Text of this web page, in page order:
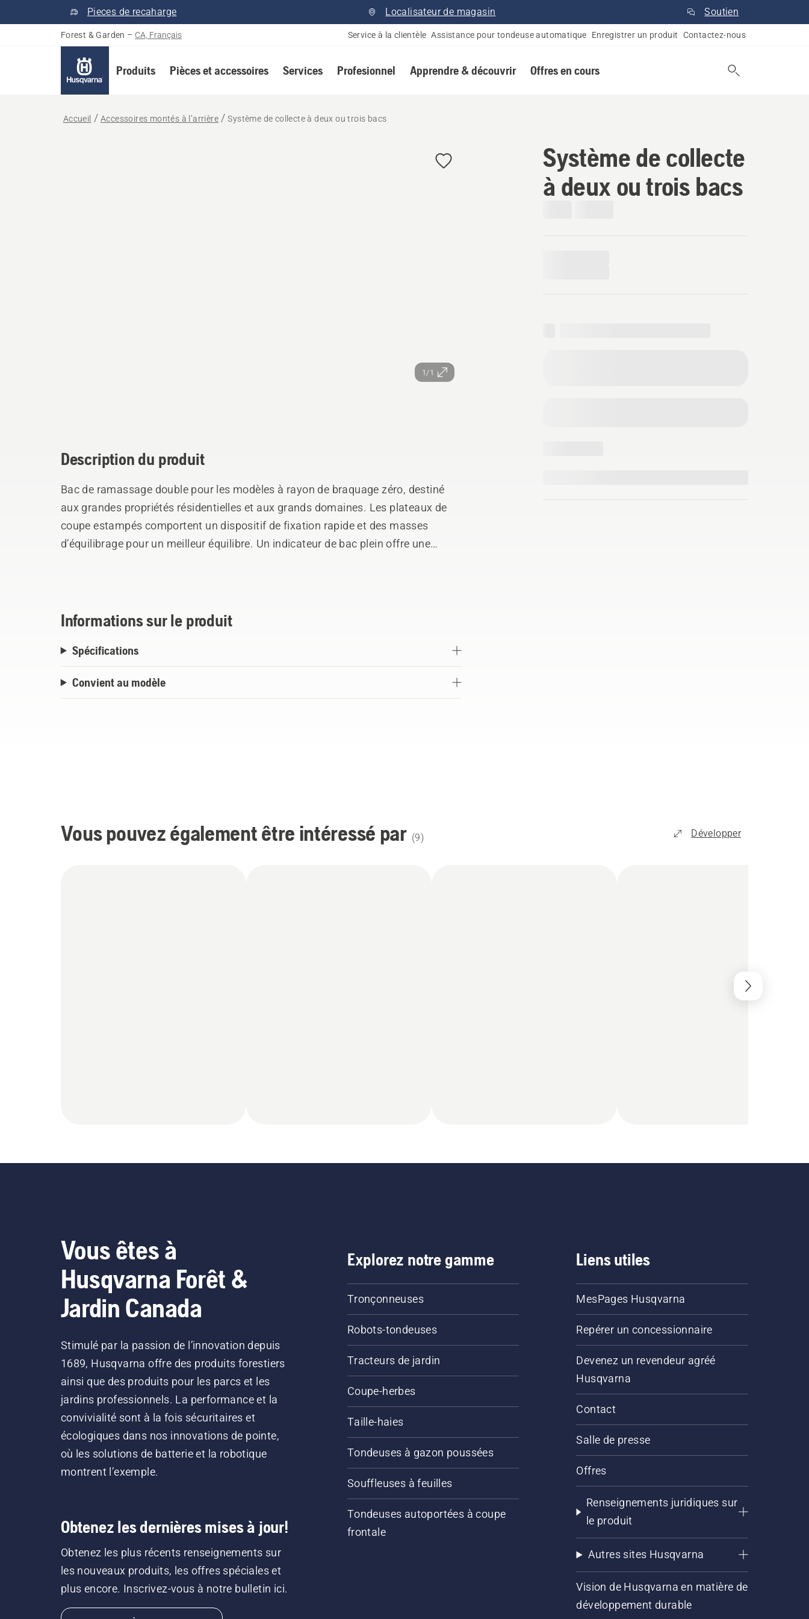
Pieces de recaharge Localisateur de magasin Soutien
Forest & Garden – CA, Français Service à la clientèle Assistance pour tondeuse automatique Enregistrer un produit Contactez-nous
Produits Pièces et accessoires Services Profesionnel Apprendre & découvrir Offres en cours
Accueil Accessoires montés à l’arrière Système de collecte à deux ou trois bacs
1/1
Système de collecte
à deux ou trois bacs
Description du produit
Bac de ramassage double pour les modèles à rayon de braquage zéro, destiné
aux grandes propriétés résidentielles et aux grands domaines. Les plateaux de
coupe estampés comportent un dispositif de fixation rapide et des masses
d’équilibrage pour un meilleur équilibre. Un indicateur de bac plein offre une
Informations sur le produit
Spécifications
Convient au modèle
Vous pouvez également être intéressé par (9) Développer
Vous êtes à
Husqvarna Forêt &
Jardin Canada
Stimulé par la passion de l’innovation depuis
1689, Husqvarna offre des produits forestiers
ainsi que des produits pour les parcs et les
jardins professionnels. La performance et la
convivialité sont à la fois sécuritaires et
écologiques dans nos innovations de pointe,
où les solutions de batterie et la robotique
montrent l’exemple.
Obtenez les dernières mises à jour!
Obtenez les plus récents renseignements sur
les nouveaux produits, les offres spéciales et
plus encore. Inscrivez-vous à notre bulletin ici.
Explorez notre gamme
Tronçonneuses
Robots-tondeuses
Tracteurs de jardin
Coupe-herbes
Taille-haies
Tondeuses à gazon poussées
Souffleuses à feuilles
Tondeuses autoportées à coupe
frontale
Liens utiles
MesPages Husqvarna
Repérer un concessionnaire
Devenez un revendeur agréé
Husqvarna
Contact
Salle de presse
Offres
Renseignements juridiques sur
le produit
Autres sites Husqvarna
Vision de Husqvarna en matière de
développement durable